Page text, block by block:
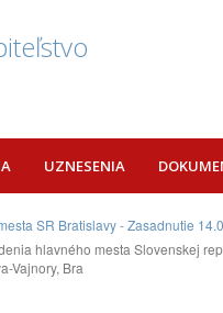
UZNESENIA
SR Bratislavy - Zasadnutie
hlavného mesta Slovenskej
Vajnory, Bra